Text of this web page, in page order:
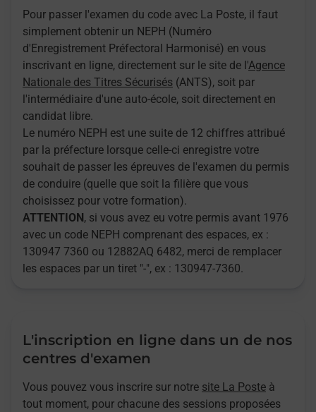
Pour passer l'examen du code avec La Poste, il faut
simplement obtenir un NEPH (Numéro
d'Enregistrement Préfectoral Harmonisé) en vous
inscrivant en ligne, directement sur le site de l'Agence
Nationale des Titres Sécurisés (ANTS), soit par
l'intermédiaire d'une auto-école, soit directement en
candidat libre.
Le numéro NEPH est une suite de 12 chiffres attribué
par la préfecture lorsque celle-ci enregistre votre
souhait de passer les épreuves de l'examen du permis
de conduire (quelle que soit la filière que vous
choisissez pour votre formation).
ATTENTION , si vous avez eu votre permis avant 1976
avec un code NEPH comprenant des espaces, ex :
130947 7360 ou 12882AQ 6482, merci de remplacer
les espaces par un tiret "-", ex : 130947-7360.
L'inscription en ligne dans un de nos
centres d'examen
Vous pouvez vous inscrire sur notre site La Poste à
tout moment, pour chacune des sessions proposées